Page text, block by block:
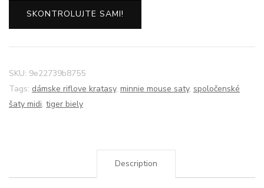
SKONTROLUJTE SAMI!
SKU: 9e22739b8755
Tags: dámske riflove kratasy, minnie mouse saty, spoločenské
šaty midi, tiger biely
Description